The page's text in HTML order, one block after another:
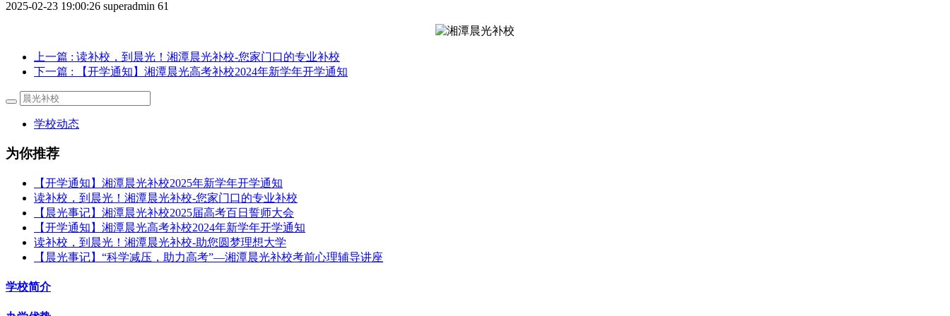
2025-02-23 19:00:26 superadmin 61
上一篇 : 读补校，到晨光！湘潭晨光补校-您家门口的专业补校
下一篇 : 【开学通知】湘潭晨光高考补校2024年新学年开学通知
学校动态
为你推荐
【开学通知】湘潭晨光补校2025年新学年开学通知
读补校，到晨光！湘潭晨光补校-您家门口的专业补校
【晨光事记】湘潭晨光补校2025届高考百日誓师大会
【开学通知】湘潭晨光高考补校2024年新学年开学通知
读补校，到晨光！湘潭晨光补校-助您圆梦理想大学
【晨光事记】“科学减压，助力高考”—湘潭晨光补校考前心理辅导讲座
学校简介